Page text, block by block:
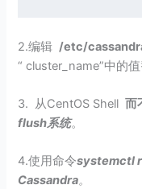
2.编辑 /etc/
“ cluster_name”中的
3. 从CentOS Shell而
flush系统。
4.使用命令systemctl
Cassandra。